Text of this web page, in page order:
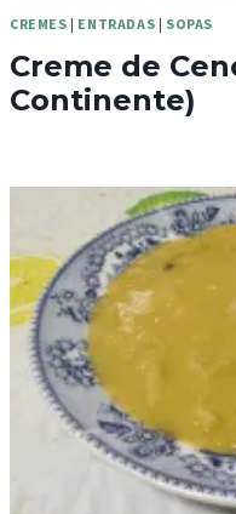
CREMES | ENTRADAS | SOPAS
Creme de
Continente)